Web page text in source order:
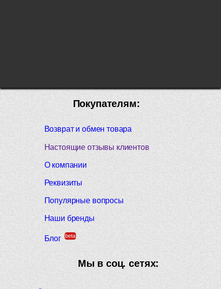
Покупателям:
Возврат и обмен товара
Настоящие отзывы клиентов
О компании
Реквизиты
Популярные вопросы
Наши бренды
Блог beta
Мы в соц. сетях: